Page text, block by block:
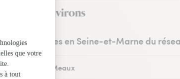
ses environs
Les fleuristes en Seine-et-Marne du
Fleuristes à Meaux